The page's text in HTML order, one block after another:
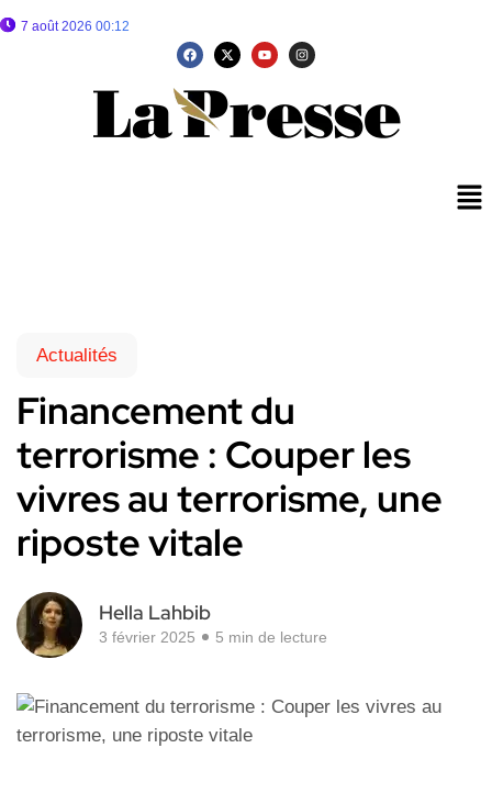
7 août 2026 00:12
Actualités
Financement du
terrorisme : Couper les
vivres au terrorisme, une
riposte vitale
Hella Lahbib
3 février 2025 5 min de lecture